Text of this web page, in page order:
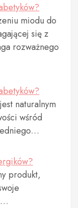
miodu do
się z
rozważnego
naturalnym
wśród
produkt,